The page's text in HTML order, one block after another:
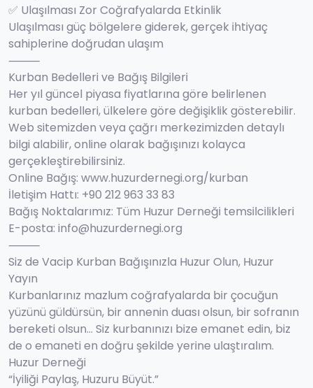
✅ Ulaşılması Zor Coğrafyalarda Etkinlik
Ulaşılması güç bölgelere giderek, gerçek ihtiyaç
sahiplerine doğrudan ulaşım
⸻
Kurban Bedelleri ve Bağış Bilgileri
Her yıl güncel piyasa fiyatlarına göre belirlenen
kurban bedelleri, ülkelere göre değişiklik gösterebilir.
Web sitemizden veya çağrı merkezimizden detaylı
bilgi alabilir, online olarak bağışınızı kolayca
gerçekleştirebilirsiniz.
Online Bağış: www.huzurdernegi.org/kurban
İletişim Hattı: +90 212 963 33 83
Bağış Noktalarımız: Tüm Huzur Derneği temsilcilikleri
E-posta: info@huzurdernegi.org
⸻
Siz de Vacip Kurban Bağışınızla Huzur Olun, Huzur
Yayın
Kurbanlarınız mazlum coğrafyalarda bir çocuğun
yüzünü güldürsün, bir annenin duası olsun, bir sofranın
bereketi olsun… Siz kurbanınızı bize emanet edin, biz
de o emaneti en doğru şekilde yerine ulaştıralım.
Huzur Derneği
“İyiliği Paylaş, Huzuru Büyüt.”